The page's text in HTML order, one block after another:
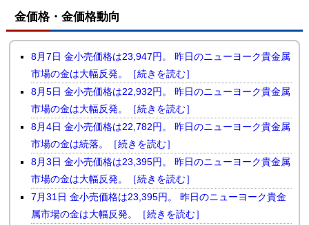
金価格・金価格動向
8月7日 金小売価格は23,947円。 昨日のニューヨーク貴金属
市場の金は大幅反発。［続きを読む］
8月5日 金小売価格は22,932円。 昨日のニューヨーク貴金属
市場の金は大幅反発。［続きを読む］
8月4日 金小売価格は22,782円。 昨日のニューヨーク貴金属
市場の金は続落。［続きを読む］
8月3日 金小売価格は23,395円。 昨日のニューヨーク貴金属
市場の金は大幅反発。［続きを読む］
7月31日 金小売価格は23,395円。 昨日のニューヨーク貴金
属市場の金は大幅反発。［続きを読む］